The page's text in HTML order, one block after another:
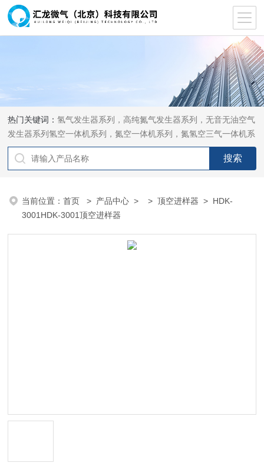
热门关键词：氢气发生器系列，高纯氮气发生器系列，无音无油空气
发生器系列氢空一体机系列，氮空一体机系列，氮氢空三气一体机系
列，气体净化器系列，代理日本DKK-TOA水质分析，水质检测仪
器，代理南韩SitekPH/离子计，DO计，电导计，多功能计，PH/DO/
当前位置：首页 > 产品中心 > >顶空进样器 > HDK-
3001HDK-3001顶空进样器